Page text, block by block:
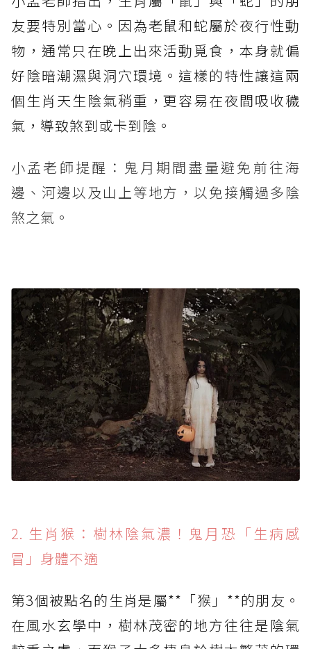
友要特別當心。因為老鼠和蛇屬於夜行性動
物，通常只在晚上出來活動覓食，本身就偏
好陰暗潮濕與洞穴環境。這樣的特性讓這兩
個生肖天生陰氣稍重，更容易在夜間吸收穢
氣，導致煞到或卡到陰。
小孟老師提醒：鬼月期間盡量避免前往海
邊、河邊以及山上等地方，以免接觸過多陰
煞之氣。
2. 生肖猴：樹林陰氣濃！鬼月恐「生病感
冒」身體不適
第3個被點名的生肖是屬**「猴」**的朋友。
在風水玄學中，樹林茂密的地方往往是陰氣